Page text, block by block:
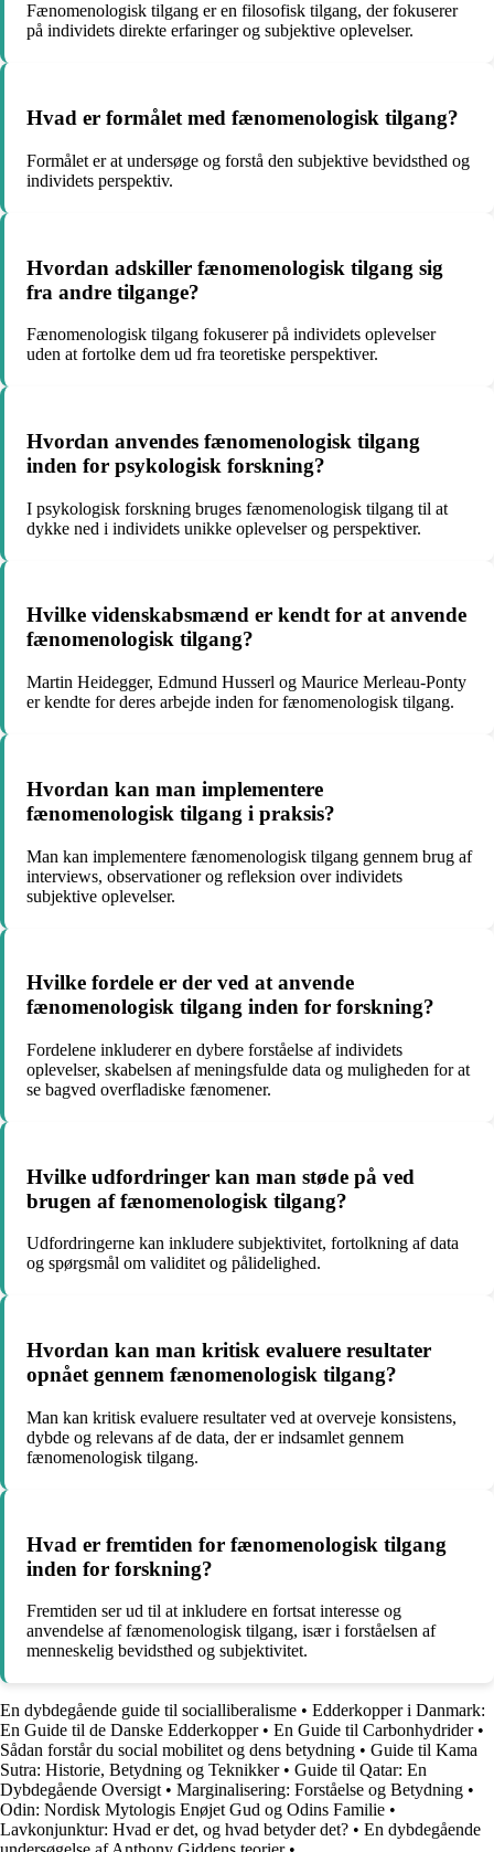
Fænomenologisk tilgang er en filosofisk tilgang, der fokuserer
på individets direkte erfaringer og subjektive oplevelser.
Hvad er formålet med fænomenologisk tilgang?
Formålet er at undersøge og forstå den subjektive bevidsthed og
individets perspektiv.
Hvordan adskiller fænomenologisk tilgang sig
fra andre tilgange?
Fænomenologisk tilgang fokuserer på individets oplevelser
uden at fortolke dem ud fra teoretiske perspektiver.
Hvordan anvendes fænomenologisk tilgang
inden for psykologisk forskning?
I psykologisk forskning bruges fænomenologisk tilgang til at
dykke ned i individets unikke oplevelser og perspektiver.
Hvilke videnskabsmænd er kendt for at anvende
fænomenologisk tilgang?
Martin Heidegger, Edmund Husserl og Maurice Merleau-Ponty
er kendte for deres arbejde inden for fænomenologisk tilgang.
Hvordan kan man implementere
fænomenologisk tilgang i praksis?
Man kan implementere fænomenologisk tilgang gennem brug af
interviews, observationer og refleksion over individets
subjektive oplevelser.
Hvilke fordele er der ved at anvende
fænomenologisk tilgang inden for forskning?
Fordelene inkluderer en dybere forståelse af individets
oplevelser, skabelsen af meningsfulde data og muligheden for at
se bagved overfladiske fænomener.
Hvilke udfordringer kan man støde på ved
brugen af fænomenologisk tilgang?
Udfordringerne kan inkludere subjektivitet, fortolkning af data
og spørgsmål om validitet og pålidelighed.
Hvordan kan man kritisk evaluere resultater
opnået gennem fænomenologisk tilgang?
Man kan kritisk evaluere resultater ved at overveje konsistens,
dybde og relevans af de data, der er indsamlet gennem
fænomenologisk tilgang.
Hvad er fremtiden for fænomenologisk tilgang
inden for forskning?
Fremtiden ser ud til at inkludere en fortsat interesse og
anvendelse af fænomenologisk tilgang, især i forståelsen af
menneskelig bevidsthed og subjektivitet.
En dybdegående guide til socialliberalisme • Edderkopper i Danmark:
En Guide til de Danske Edderkopper• En Guide til Carbonhydrider•
Sådan forstår du social mobilitet og dens betydning • Guide til Kama
Sutra: Historie, Betydning og Teknikker• Guide til Qatar: En
Dybdegående Oversigt • Marginalisering: Forståelse og Betydning •
Odin: Nordisk Mytologis Enøjet Gud og Odins Familie •
Lavkonjunktur: Hvad er det, og hvad betyder det? • En dybdegående